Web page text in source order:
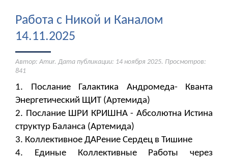
Работа с Никой и Каналом
14.11.2025
Автор: Amur. Дата публикации: 14 ноября 2025. Просмотров:
841
1. Послание Галактика Андромеда- Кванта
Энергетический ЩИТ (Артемида)
2. Послание ШРИ КРИШНА - Абсолютна Истина
структур Баланса (Артемида)
3. Коллективное ДАРение Сердец в Тишине
4. Единые Коллективные Работы через